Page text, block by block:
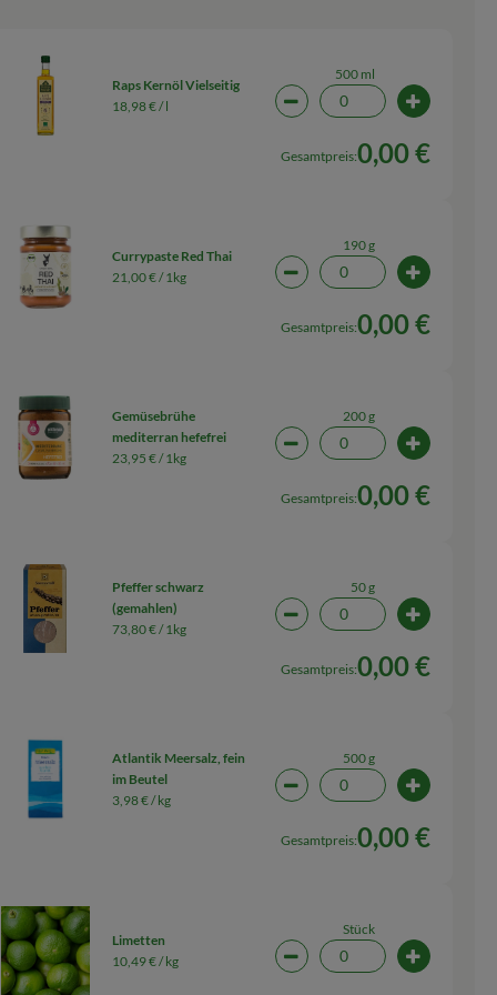
ändern
Raps Kernöl Vielseitig
18,98 € /l
500 ml
Artikelanzahl verringern
Gesamtpreis:0,00 €
ändern
Currypaste Red Thai
21,00 € /1kg
190 g
Artikelanzahl verringern
Gesamtpreis:0,00 €
ändern
Gemüsebrühe
mediterran hefefrei
23,95 € /1kg
200 g
Artikelanzahl verringern
Gesamtpreis:0,00 €
ändern
Pfeffer schwarz
(gemahlen)
73,80 € /1kg
50 g
Artikelanzahl verringern
Gesamtpreis:0,00 €
ändern
Atlantik Meersalz, fein
im Beutel
3,98 € /kg
500 g
Artikelanzahl verringern
Gesamtpreis:0,00 €
ändern
Limetten
10,49 € /kg
Stück
Artikelanzahl verringern (0